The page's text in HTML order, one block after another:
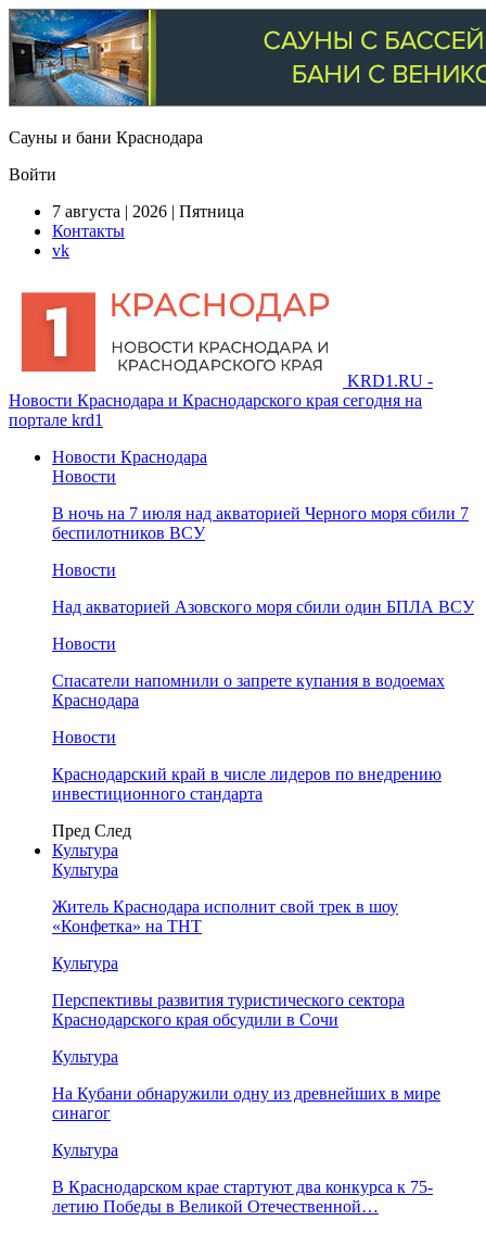
Сауны и бани Краснодара
Войти
7 августа | 2026 | Пятница
Контакты
vk
KRD1.RU -
Новости Краснодара и Краснодарского края сегодня на
портале krd1
Новости Краснодара
Новости
В ночь на 7 июля над акваторией Черного моря сбили 7
беспилотников ВСУ
Новости
Над акваторией Азовского моря сбили один БПЛА ВСУ
Новости
Спасатели напомнили о запрете купания в водоемах
Краснодара
Новости
Краснодарский край в числе лидеров по внедрению
инвестиционного стандарта
Пред След
Культура
Культура
Житель Краснодара исполнит свой трек в шоу
«Конфетка» на ТНТ
Культура
Перспективы развития туристического сектора
Краснодарского края обсудили в Сочи
Культура
На Кубани обнаружили одну из древнейших в мире
синагог
Культура
В Краснодарском крае стартуют два конкурса к 75-
летию Победы в Великой Отечественной…